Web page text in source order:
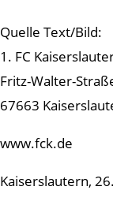
Quelle Text/Bild:
1. FC
Fritz-Walter-
67663
www.fck.de
Kaiserslautern,